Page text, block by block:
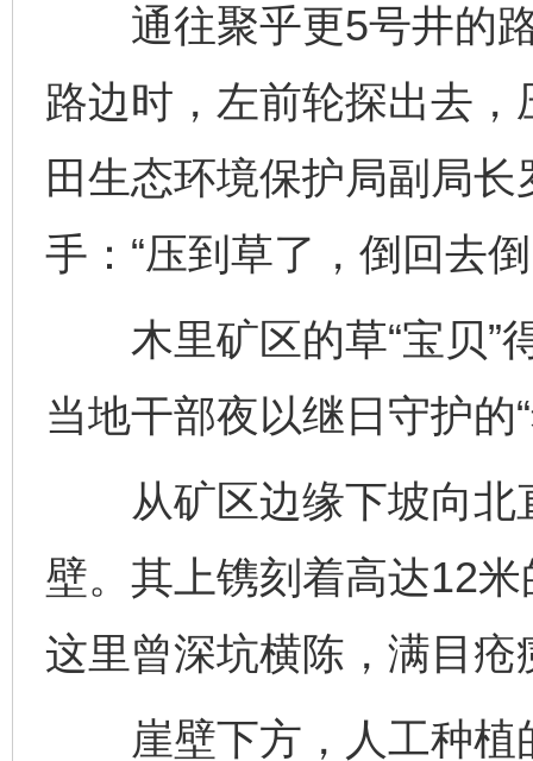
通往聚乎更5号井的路
路边时，左前轮探出去
田生态环境保护局副局
手：“压到草了，倒回去
木里矿区的草“宝贝”
当地干部夜以继日守护的
从矿区边缘下坡向北
壁。其上镌刻着高达12
这里曾深坑横陈，满目疮
崖壁下方，人工种植